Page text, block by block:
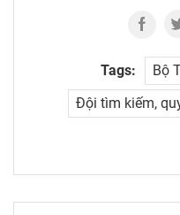
Tags:
Bộ
Đội tìm kiếm,